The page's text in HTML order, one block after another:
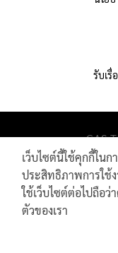
รับเรื่
GAS
PIPELINE
เว็บไซต์นี้ใช้คุกกี้ใน
ประสิทธิภาพการใช้
ใช้เว็บไซต์ต่อไปถือ
ตัวของเรา